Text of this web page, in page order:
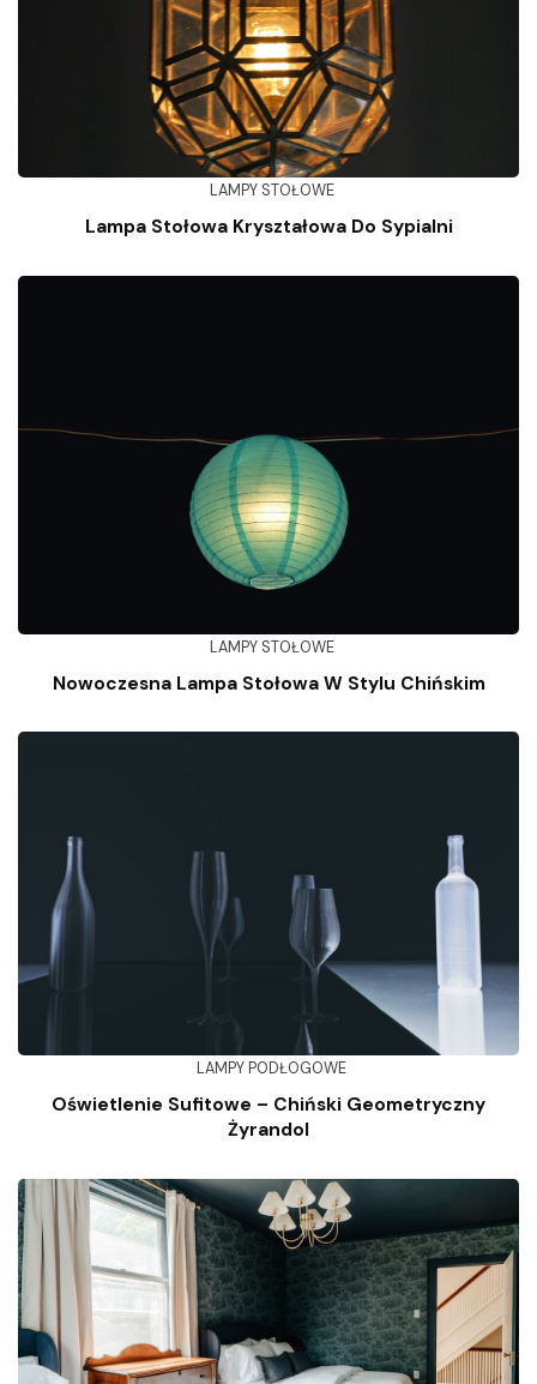
LAMPY STOŁOWE
Lampa Stołowa Kryształowa Do Sypialni
LAMPY STOŁOWE
Nowoczesna Lampa Stołowa W Stylu Chińskim
LAMPY PODŁOGOWE
Oświetlenie Sufitowe – Chiński Geometryczny
Żyrandol